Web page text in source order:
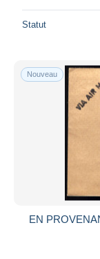
Statut
Nouveau
EN